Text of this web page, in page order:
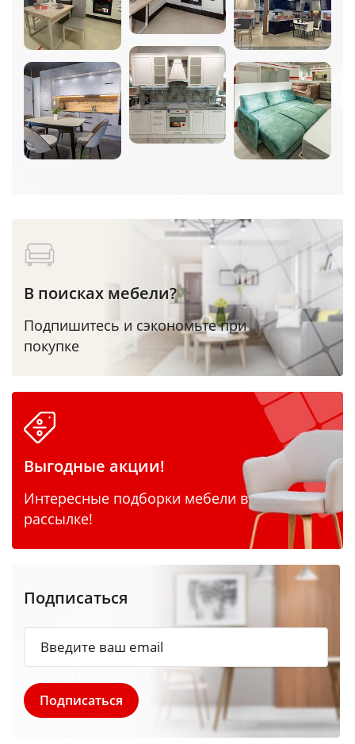
В поисках мебели?
Подпишитесь и сэкономьте при
покупке
Выгодные акции!
Интересные подборки мебели в
рассылке!
Подписаться